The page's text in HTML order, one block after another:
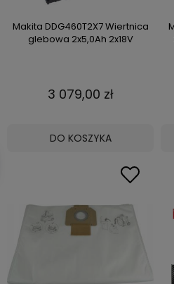
Makita DDG460T2X7 Wiertnica
glebowa 2x5,0Ah 2x18V
3 079,00 zł
DO KOSZYKA